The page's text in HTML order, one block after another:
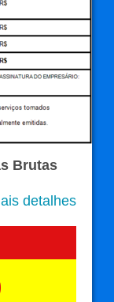
Brutas
detalhes